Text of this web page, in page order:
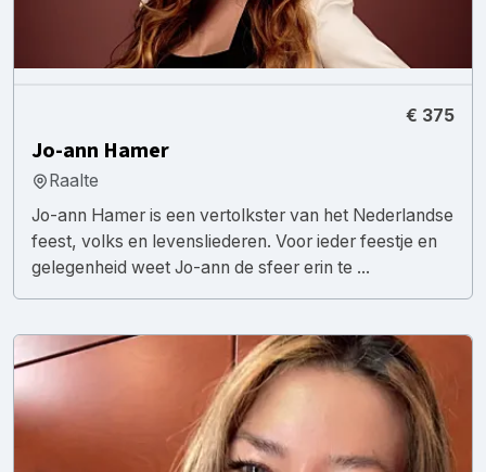
€ 375
Jo-ann Hamer
Raalte
Jo-ann Hamer is een vertolkster van het Nederlandse
feest, volks en levensliederen. Voor ieder feestje en
gelegenheid weet Jo-ann de sfeer erin te ...